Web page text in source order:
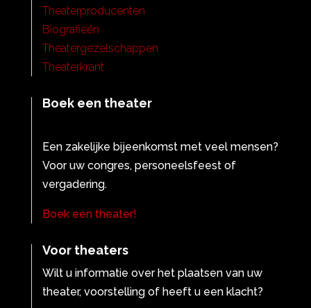
Theaterproducenten
Biografieën
Theatergezelschappen
Theaterkrant
Boek een theater
Een zakelijke bijeenkomst met veel mensen?
Voor uw congres, personeelsfeest of
vergadering.
Boek een theater!
Voor theaters
Wilt u informatie over het plaatsen van uw
theater, voorstelling of heeft u een klacht?